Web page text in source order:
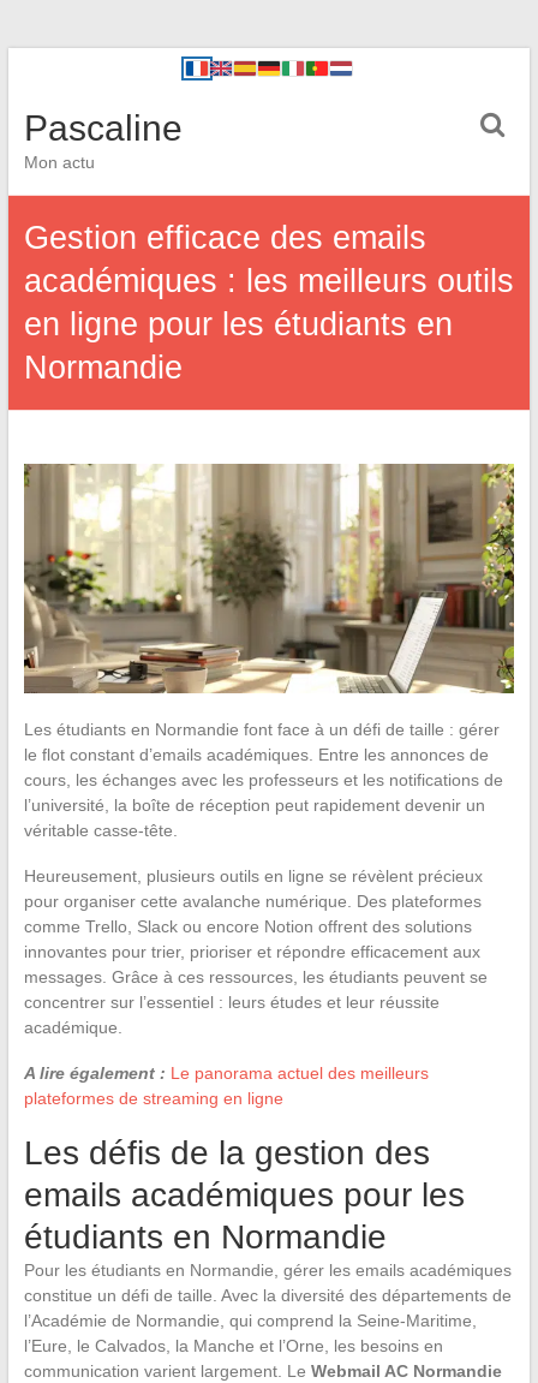
Pascaline
Mon actu
Gestion efficace des emails
académiques : les meilleurs outils
en ligne pour les étudiants en
Normandie
Les étudiants en Normandie font face à un défi de taille : gérer
le flot constant d’emails académiques. Entre les annonces de
cours, les échanges avec les professeurs et les notifications de
l’université, la boîte de réception peut rapidement devenir un
véritable casse-tête.
Heureusement, plusieurs outils en ligne se révèlent précieux
pour organiser cette avalanche numérique. Des plateformes
comme Trello, Slack ou encore Notion offrent des solutions
innovantes pour trier, prioriser et répondre efficacement aux
messages. Grâce à ces ressources, les étudiants peuvent se
concentrer sur l’essentiel : leurs études et leur réussite
académique.
A lire également : Le panorama actuel des meilleurs
plateformes de streaming en ligne
Les défis de la gestion des
emails académiques pour les
étudiants en Normandie
Pour les étudiants en Normandie, gérer les emails académiques
constitue un défi de taille. Avec la diversité des départements de
l’Académie de Normandie, qui comprend la Seine-Maritime,
l’Eure, le Calvados, la Manche et l’Orne, les besoins en
communication varient largement. Le Webmail AC Normandie